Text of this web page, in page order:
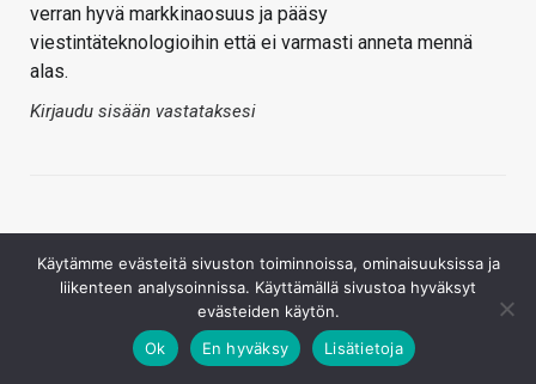
verran hyvä markkinaosuus ja pääsy
viestintäteknologioihin että ei varmasti anneta mennä
alas.
Kirjaudu sisään vastataksesi
Käytämme evästeitä sivuston toiminnoissa, ominaisuuksissa ja
liikenteen analysoinnissa. Käyttämällä sivustoa hyväksyt
evästeiden käytön.
Ok
En hyväksy Lisätietoja